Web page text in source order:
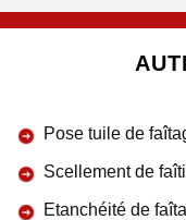
Pose tuile de
Scellement de
Etanchéité de